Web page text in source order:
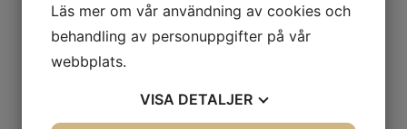
Läs mer om vår användning av cookies och
behandling av personuppgifter på vår
webbplats.
VISA DETALJER